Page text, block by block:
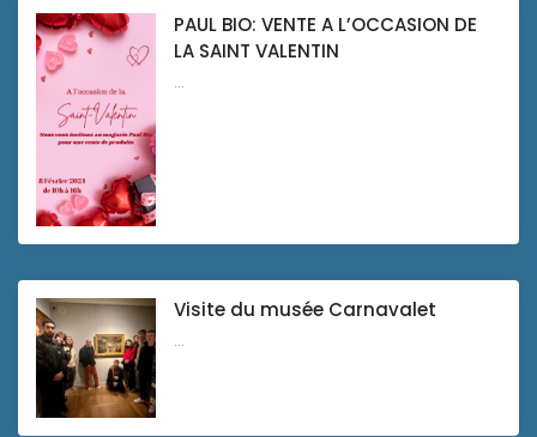
PAUL BIO: VENTE A L’OCCASION DE
LA SAINT VALENTIN
...
Visite du musée Carnavalet
...